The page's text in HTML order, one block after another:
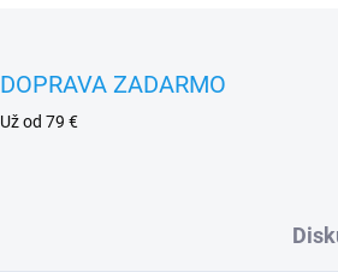
DOPRAVA ZADARMO
Už od 79 €